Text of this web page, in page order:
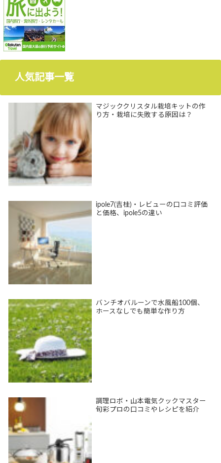
人気記事一覧
マジッククリスタル栽培キットの作
り方・栽培に失敗する原因は？
ipole7(吉桂)・レビューの口コミ評価
と価格、ipole5の違い
バンチオバルーンで水風船100個、
ホースなしでも簡単な作り方
調理ロボ・山本電気クックマスター
旬彩プロの口コミやレシピを紹介